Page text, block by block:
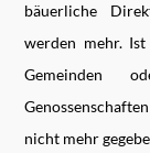
bäuerliche
werden mehr.
Gemeinden
nicht mehr